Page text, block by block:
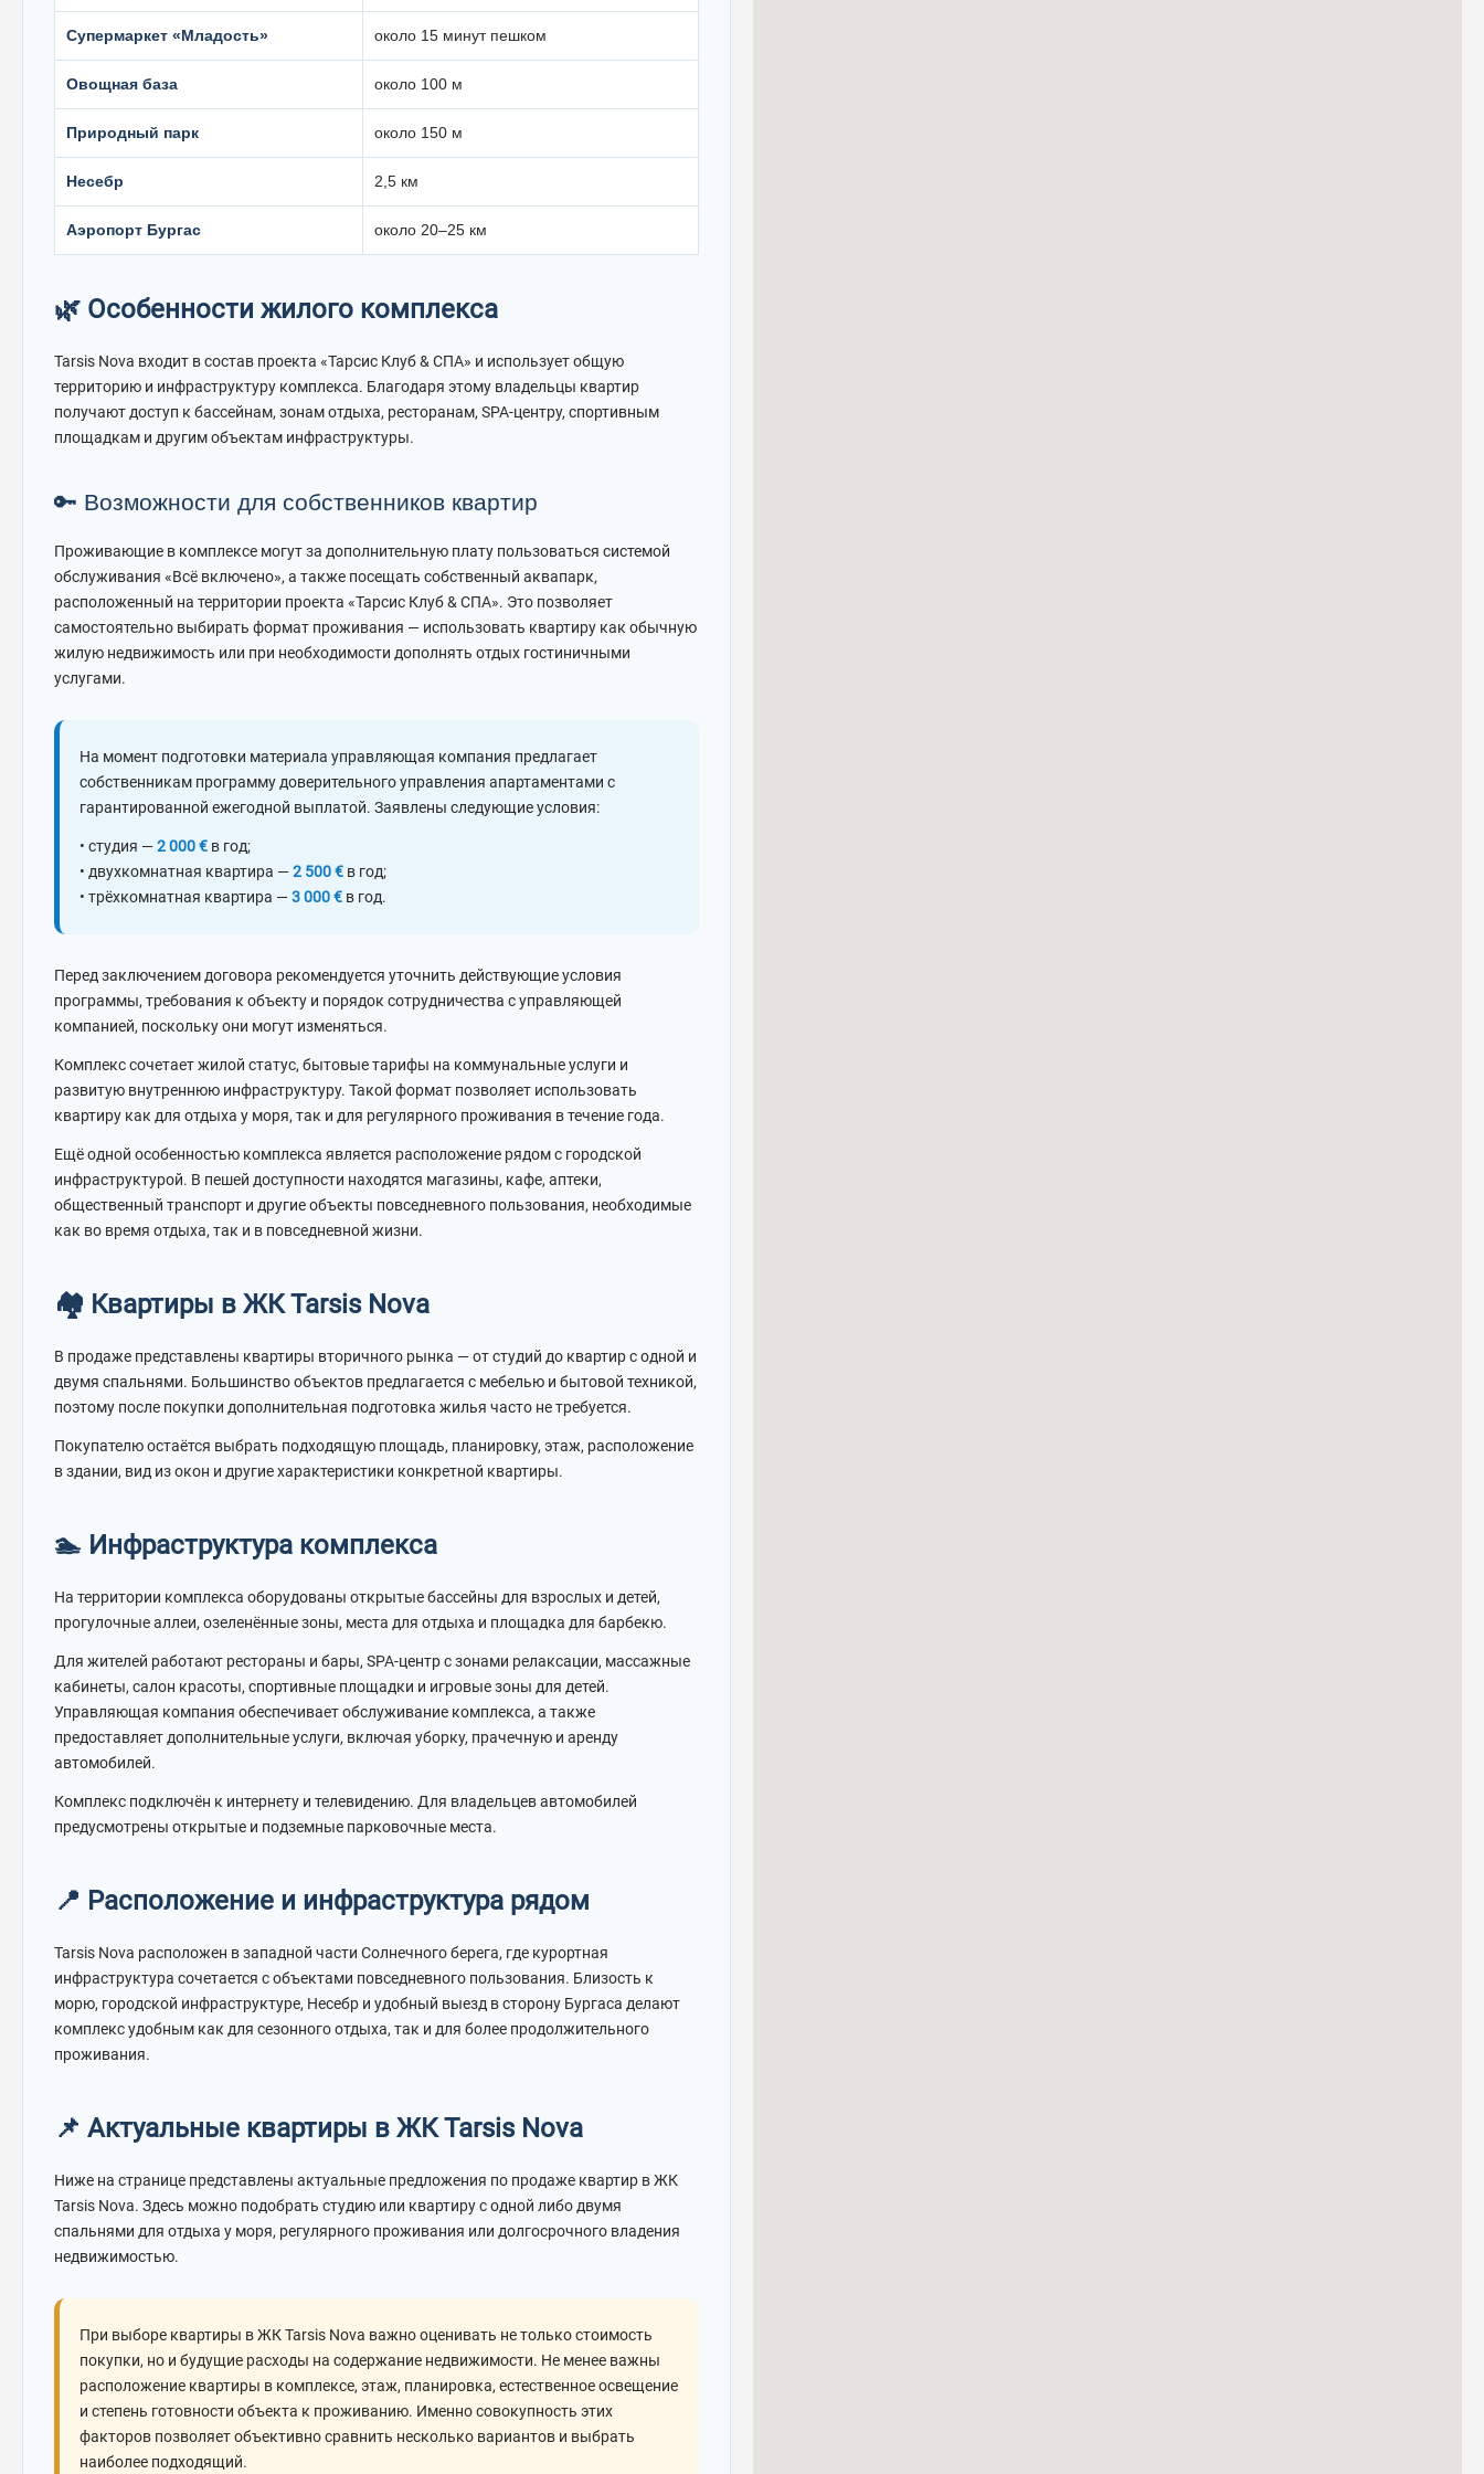
Супермаркет «Младость» около 15 минут пешком
Овощная база около 100 м
Природный парк около 150 м
Несебр 2,5 км
Аэропорт Бургас около 20–25 км
🌿 Особенности жилого комплекса
Tarsis Nova входит в состав проекта «Тарсис Клуб & СПА» и использует общую
территорию и инфраструктуру комплекса. Благодаря этому владельцы квартир
получают доступ к бассейнам, зонам отдыха, ресторанам, SPA-центру, спортивным
площадкам и другим объектам инфраструктуры.
🔑 Возможности для собственников квартир
Проживающие в комплексе могут за дополнительную плату пользоваться системой
обслуживания «Всё включено», а также посещать собственный аквапарк,
расположенный на территории проекта «Тарсис Клуб & СПА». Это позволяет
самостоятельно выбирать формат проживания — использовать квартиру как обычную
жилую недвижимость или при необходимости дополнять отдых гостиничными
услугами.
На момент подготовки материала управляющая компания предлагает
собственникам программу доверительного управления апартаментами с
гарантированной ежегодной выплатой. Заявлены следующие условия:
• студия —2 000 € в год;
• двухкомнатная квартира —2 500 € в год;
• трёхкомнатная квартира —3 000 € в год.
Перед заключением договора рекомендуется уточнить действующие условия
программы, требования к объекту и порядок сотрудничества с управляющей
компанией, поскольку они могут изменяться.
Комплекс сочетает жилой статус, бытовые тарифы на коммунальные услуги и
развитую внутреннюю инфраструктуру. Такой формат позволяет использовать
квартиру как для отдыха у моря, так и для регулярного проживания в течение года.
Ещё одной особенностью комплекса является расположение рядом с городской
инфраструктурой. В пешей доступности находятся магазины, кафе, аптеки,
общественный транспорт и другие объекты повседневного пользования, необходимые
как во время отдыха, так и в повседневной жизни.
🏘 Квартиры в ЖК Tarsis Nova
В продаже представлены квартиры вторичного рынка — от студий до квартир с одной и
двумя спальнями. Большинство объектов предлагается с мебелью и бытовой техникой,
поэтому после покупки дополнительная подготовка жилья часто не требуется.
Покупателю остаётся выбрать подходящую площадь, планировку, этаж, расположение
в здании, вид из окон и другие характеристики конкретной квартиры.
🏊 Инфраструктура комплекса
На территории комплекса оборудованы открытые бассейны для взрослых и детей,
прогулочные аллеи, озеленённые зоны, места для отдыха и площадка для барбекю.
Для жителей работают рестораны и бары, SPA-центр с зонами релаксации, массажные
кабинеты, салон красоты, спортивные площадки и игровые зоны для детей.
Управляющая компания обеспечивает обслуживание комплекса, а также
предоставляет дополнительные услуги, включая уборку, прачечную и аренду
автомобилей.
Комплекс подключён к интернету и телевидению. Для владельцев автомобилей
предусмотрены открытые и подземные парковочные места.
📍 Расположение и инфраструктура рядом
Tarsis Nova расположен в западной части Солнечного берега, где курортная
инфраструктура сочетается с объектами повседневного пользования. Близость к
морю, городской инфраструктуре, Несебр и удобный выезд в сторону Бургаса делают
комплекс удобным как для сезонного отдыха, так и для более продолжительного
проживания.
📌 Актуальные квартиры в ЖК Tarsis Nova
Ниже на странице представлены актуальные предложения по продаже квартир в ЖК
Tarsis Nova. Здесь можно подобрать студию или квартиру с одной либо двумя
спальнями для отдыха у моря, регулярного проживания или долгосрочного владения
недвижимостью.
При выборе квартиры в ЖК Tarsis Nova важно оценивать не только стоимость
покупки, но и будущие расходы на содержание недвижимости. Не менее важны
расположение квартиры в комплексе, этаж, планировка, естественное освещение
и степень готовности объекта к проживанию. Именно совокупность этих
факторов позволяет объективно сравнить несколько вариантов и выбрать
наиболее подходящий.